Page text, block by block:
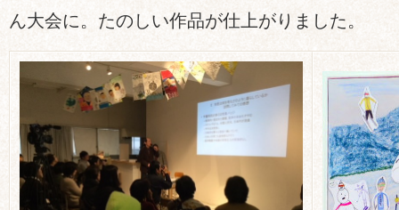
ん大会に。たのしい作品が仕上がりました。